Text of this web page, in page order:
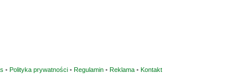
• Polityka prywatności • Regulamin • Reklama • Kontakt